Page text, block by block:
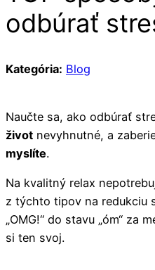
odbúrať
Kategória: Blog
Naučte sa, ako odbúrať
život nevyhnutné, a
myslíte.
Na kvalitný relax
z týchto tipov na redukciu
„OMG!“ do stavu „óm“ za
si ten svoj.